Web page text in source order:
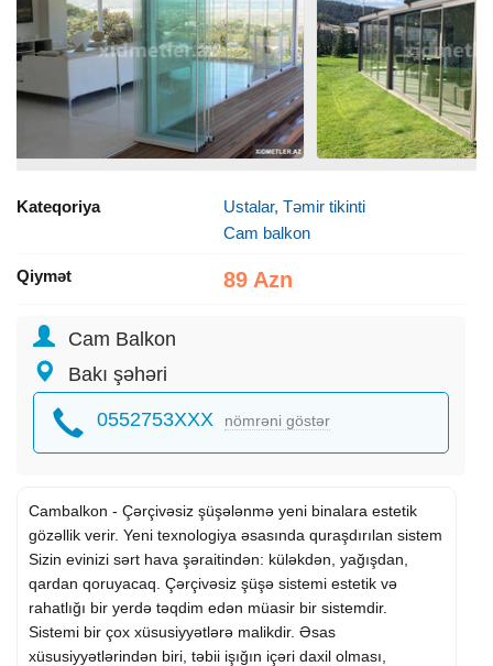
Kateqoriya
Ustalar, Təmir tikinti
Cam balkon
Qiymət 89 Azn
Cam Balkon
Bakı şəhəri
0552753XXX nömrəni göstər
Cambalkon - Çərçivəsiz şüşələnmə yeni binalara estetik
gözəllik verir. Yeni texnologiya əsasında quraşdırılan sistem
Sizin evinizi sərt hava şəraitindən: küləkdən, yağışdan,
qardan qoruyacaq. Çərçivəsiz şüşə sistemi estetik və
rahatlığı bir yerdə təqdim edən müasir bir sistemdir.
Sistemi bir çox xüsusiyyətlərə malikdir. Əsas
xüsusiyyətlərindən biri, təbii işığın içəri daxil olması,